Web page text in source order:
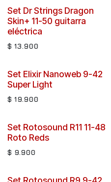
Set Dr Strings Dragon
Skin+ 11-50 guitarra
eléctrica
$ 13.900
Set Elixir Nanoweb 9-42
Super Light
$ 19.900
Set Rotosound R11 11-48
Roto Reds
$ 9.900